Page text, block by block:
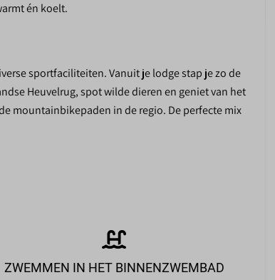
én koelt.
sportfaciliteiten. Vanuit je lodge stap je zo de
Heuvelrug, spot wilde dieren en geniet van het
mountainbikepaden in de regio. De perfecte mix
ZWEMMEN IN HET BINNENZWEMBAD